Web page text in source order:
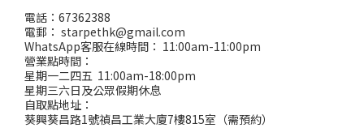
電話：67362388
電郵： starpethk@gmail.com
WhatsApp客服在線時間： 11:00am-11:00pm
營業點時間：
星期一二四五 11:00am-18:00pm
星期三六日及公眾假期休息
自取點地址：
葵興葵昌路1號禎昌工業大廈7樓815室（需預約）